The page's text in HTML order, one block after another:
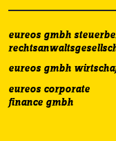
eureos gmbh
eureos gmbh
eureos corporate
finance gmbh